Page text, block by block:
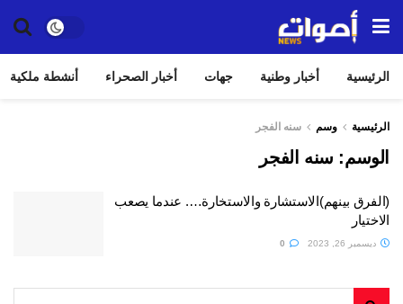
الرئيسية أخبار وطنية جهات أخبار الصحراء أنشطة ملكية
الرئيسية وسم سنه الفجر
الوسم: سنه الفجر
(الفرق بينهم)الاستشارة والاستخارة…. عندما يصعب
الاختيار
ديسمبر 26, 2023